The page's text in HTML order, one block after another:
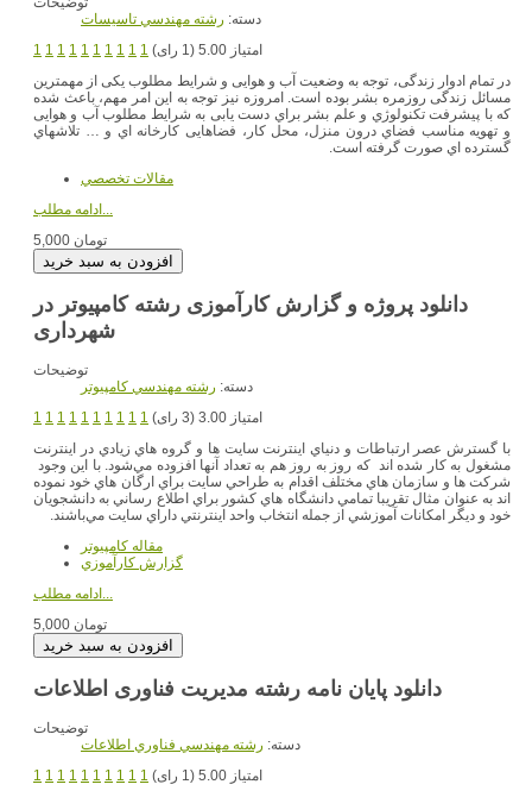
دسته: رشته مهندسي تاسيسات
1 1 1 1 1 1 1 1 1 1
امتیاز 5.00 (1 رای)
در تمام ادوار زندگی، توجه به وضعیت آب و هوایی و شرایط مطلوب یکی از مهمترین
مسائل زندگی روزمره بشر بوده است. امروزه نیز توجه به این امر مهم، باعث شده
که با پیشرفت تکنولوژي و علم بشر براي دست یابی به شرایط مطلوب آب و هوایی
و تهویه مناسب فضاي درون منزل، محل کار، فضاهایی کارخانه اي و … تلاشهاي
گسترده اي صورت گرفته است.
مقالات تخصصي
ادامه مطلب...
5,000 تومان
دانلود پروژه و گزارش کارآموزی رشته کامپیوتر در
شهرداری
توضیحات
دسته: رشته مهندسي کامپيوتر
1 1 1 1 1 1 1 1 1 1
امتیاز 3.00 (3 رای)
با گسترش عصر ارتباطات و دنياي اينترنت سايت ها و گروه هاي زيادي در اينترنت
مشغول به كار شده اند كه روز به روز هم به تعداد آنها افزوده مي‌شود. با اين وجود
شركت ها و سازمان هاي مختلف اقدام به طراحي سايت براي ارگان هاي خود نموده
اند به عنوان مثال تقريبا تمامي دانشگاه هاي كشور براي اطلاع رساني به دانشجويان
خود و ديگر امكانات آموزشي از جمله انتخاب واحد اينترنتي داراي سايت مي‌باشند.
مقاله کامپیوتر
گزارش کارآموزي
ادامه مطلب...
5,000 تومان
دانلود پایان نامه رشته مدیریت فناوری اطلاعات
توضیحات
دسته: رشته مهندسي فناوري اطلاعات
1 1 1 1 1 1 1 1 1 1
امتیاز 5.00 (1 رای)